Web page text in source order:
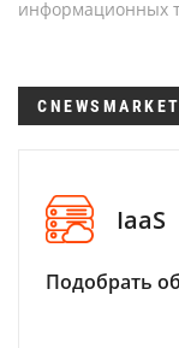
информационных
CNEWSMARKET
IaaS
Подобрать